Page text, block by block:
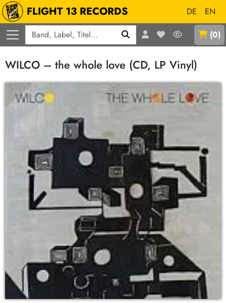
FLIGHT 13 RECORDS DE
EN
(0)
WILCO – the whole love (CD, LP Vinyl)